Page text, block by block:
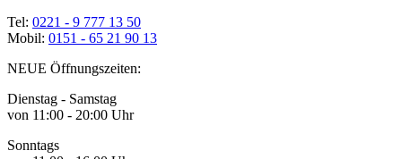
Tel: 0221 - 9 777 13 50
Mobil: 0151 - 65 21 90 13
NEUE Öffnungszeiten:
Dienstag - Samstag
von 11:00 - 20:00 Uhr
Sonntags